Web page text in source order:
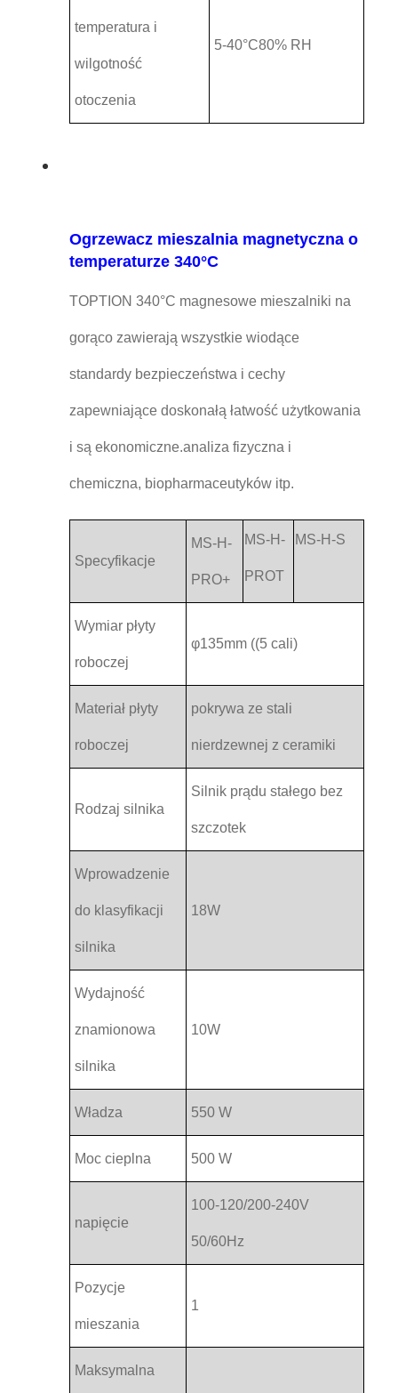
temperatura i
wilgotność
otoczenia
5-40°C80% RH
Ogrzewacz mieszalnia magnetyczna o
temperaturze 340°C
TOPTION 340°C magnesowe mieszalniki na
gorąco zawierają wszystkie wiodące
standardy bezpieczeństwa i cechy
zapewniające doskonałą łatwość użytkowania
i są ekonomiczne.analiza fizyczna i
chemiczna, biopharmaceutyków itp.
Specyfikacje
MS-H-
PRO+
MS-H-
PROT
MS-H-S
Wymiar płyty
roboczej
φ135mm ((5 cali)
Materiał płyty
roboczej
pokrywa ze stali
nierdzewnej z ceramiki
Rodzaj silnika
Silnik prądu stałego bez
szczotek
Wprowadzenie
do klasyfikacji
silnika
18W
Wydajność
znamionowa
silnika
10W
Władza 550 W
Moc cieplna 500 W
napięcie
100-120/200-240V
50/60Hz
Pozycje
mieszania
1
Maksymalna